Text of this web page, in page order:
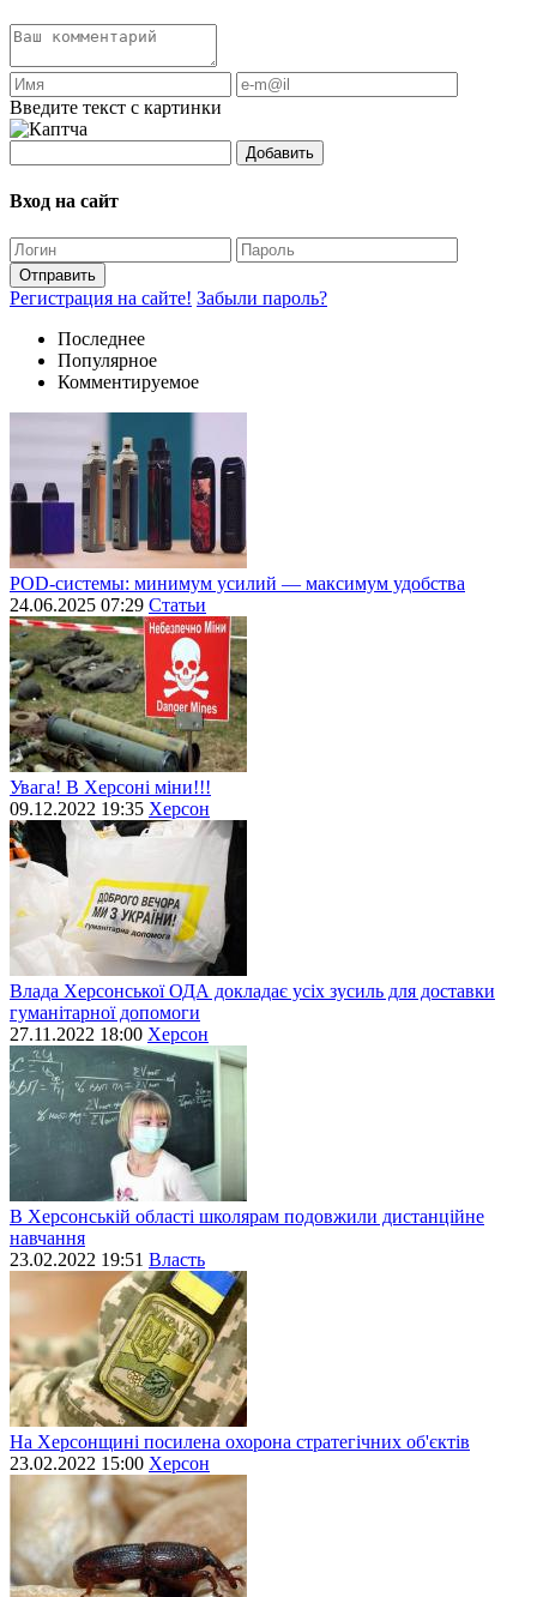
Введите текст с картинки
Добавить
Вход на сайт
Отправить
Регистрация на сайте! Забыли пароль?
Последнее
Популярное
Комментируемое
POD-системы: минимум усилий — максимум удобства
24.06.2025 07:29 Статьи
Увага! В Херсоні міни!!!
09.12.2022 19:35 Херсон
Влада Херсонської ОДА докладає усіх зусиль для доставки
гуманітарної допомоги
27.11.2022 18:00 Херсон
В Херсонській області школярам подовжили дистанційне
навчання
23.02.2022 19:51 Власть
На Херсонщині посилена охорона стратегічних об'єктів
23.02.2022 15:00 Херсон